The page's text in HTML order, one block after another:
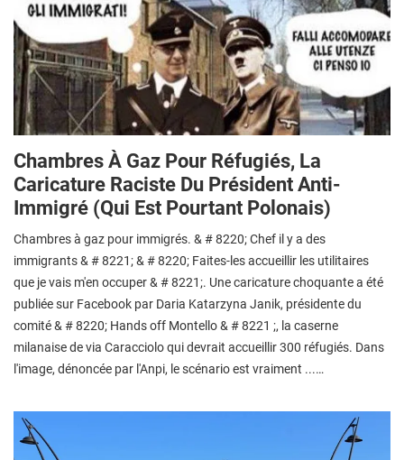
Chambres À Gaz Pour Réfugiés, La
Caricature Raciste Du Président Anti-
Immigré (qui Est Pourtant Polonais)
Chambres à gaz pour immigrés. & # 8220; Chef il y a des
immigrants & # 8221; & # 8220; Faites-les accueillir les utilitaires
que je vais m'en occuper & # 8221;. Une caricature choquante a été
publiée sur Facebook par Daria Katarzyna Janik, présidente du
comité & # 8220; Hands off Montello & # 8221 ;, la caserne
milanaise de via Caracciolo qui devrait accueillir 300 réfugiés. Dans
l'image, dénoncée par l'Anpi, le scénario est vraiment ...…